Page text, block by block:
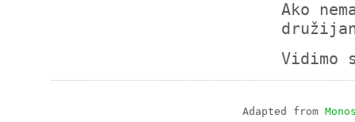
Ako
Vidimo
Adapted from